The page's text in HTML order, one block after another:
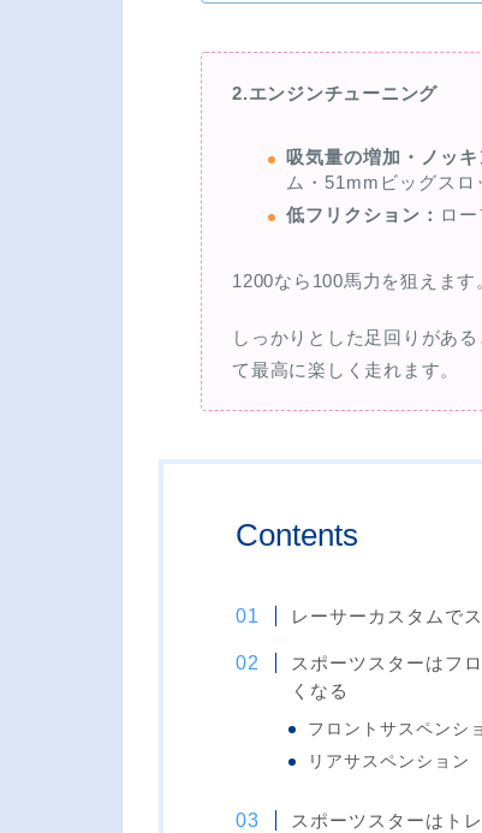
2.エンジンチューニング
吸気量の増加・ノッキ
ム・51mmビッグスロ
低フリクション： ロ
1200なら100馬力を狙えます
しっかりとした足回りがあ
て最高に楽しく走れます。
Contents
レーサーカスタムで
スポーツスターはフ
くなる
フロントサスペンシ
リアサスペンション
スポーツスターはト